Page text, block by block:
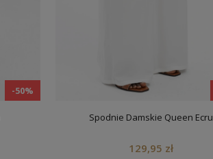
-50%
Spodnie Damskie Queen Ecru
129,95 zł